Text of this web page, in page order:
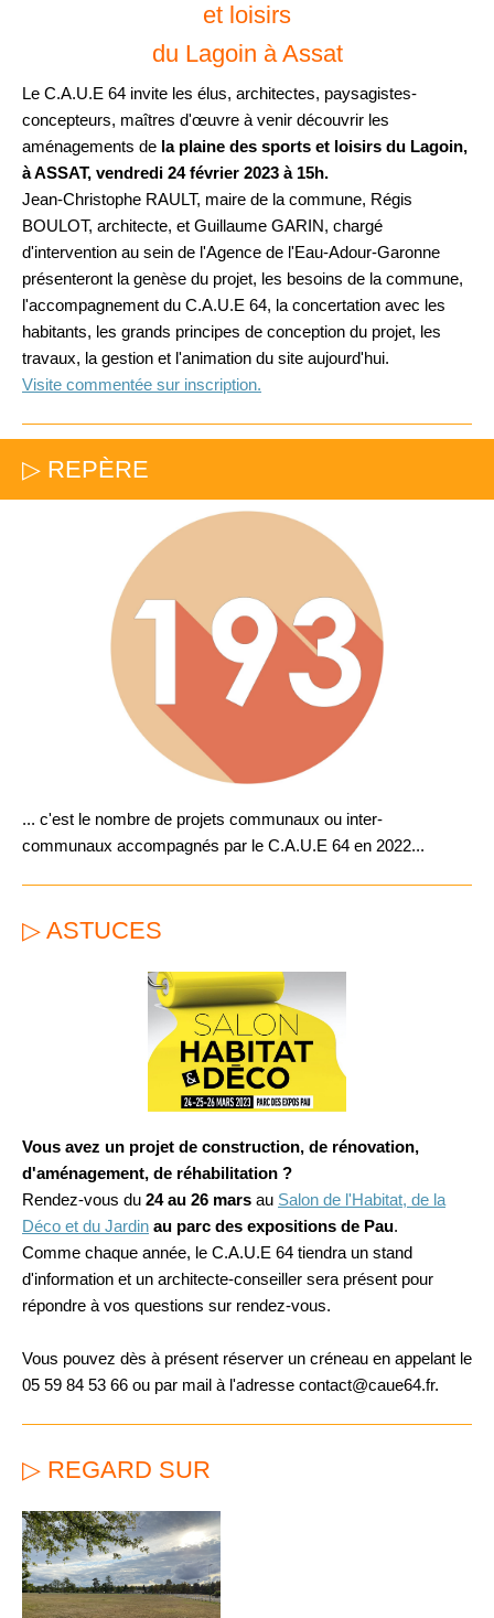
et loisirs
du Lagoin à Assat
Le C.A.U.E 64 invite les élus, architectes, paysagistes-
concepteurs, maîtres d'œuvre à venir découvrir les
aménagements de la plaine des sports et loisirs du Lagoin,
à ASSAT, vendredi 24 février 2023 à 15h.
Jean-Christophe RAULT, maire de la commune, Régis
BOULOT, architecte, et Guillaume GARIN, chargé
d'intervention au sein de l'Agence de l'Eau-Adour-Garonne
présenteront la genèse du projet, les besoins de la commune,
l'accompagnement du C.A.U.E 64, la concertation avec les
habitants, les grands principes de conception du projet, les
travaux, la gestion et l'animation du site aujourd'hui.
Visite commentée sur inscription.
▷ REPÈRE
... c'est le nombre de projets communaux ou inter-
communaux accompagnés par le C.A.U.E 64 en 2022...
▷ ASTUCES
Vous avez un projet de construction, de rénovation,
d'aménagement, de réhabilitation ?
Rendez-vous du 24 au 26 mars au Salon de l'Habitat, de la
Déco et du Jardin au parc des expositions de Pau.
Comme chaque année, le C.A.U.E 64 tiendra un stand
d'information et un architecte-conseiller sera présent pour
répondre à vos questions sur rendez-vous.
Vous pouvez dès à présent réserver un créneau en appelant le
05 59 84 53 66 ou par mail à l'adresse contact@caue64.fr.
▷ REGARD SUR